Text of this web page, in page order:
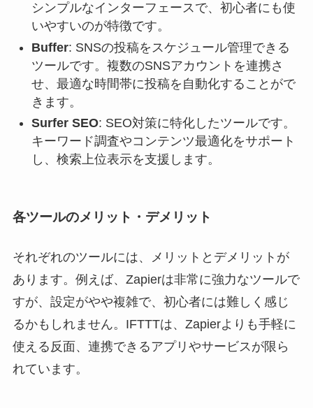
シンプルなインターフェースで、初心者にも使
いやすいのが特徴です。
Buffer: SNSの投稿をスケジュール管理できる
ツールです。複数のSNSアカウントを連携さ
せ、最適な時間帯に投稿を自動化することがで
きます。
Surfer SEO: SEO対策に特化したツールです。
キーワード調査やコンテンツ最適化をサポート
し、検索上位表示を支援します。
各ツールのメリット・デメリット
それぞれのツールには、メリットとデメリットが
あります。例えば、Zapierは非常に強力なツールで
すが、設定がやや複雑で、初心者には難しく感じ
るかもしれません。IFTTTは、Zapierよりも手軽に
使える反面、連携できるアプリやサービスが限ら
れています。